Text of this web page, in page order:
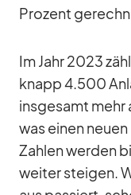
Pro­zent
Im Jahr 2023
knapp 4.500
ins­ge­samt mehr
was ei­nen
Zah­len wer­den
wei­ter stei­gen.